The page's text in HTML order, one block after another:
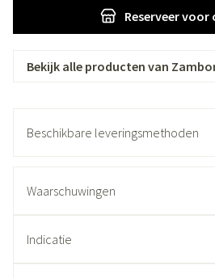
Reserveervoor
Bekijk alle producten van
Beschikbare leveringsmethoden
Waarschuwingen
Indicatie